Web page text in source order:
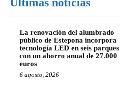
Últimas noticias
La renovación del alumbrado
público de Estepona incorpora
tecnología LED en seis parques
con un ahorro anual de 27.000
euros
6 agosto, 2026